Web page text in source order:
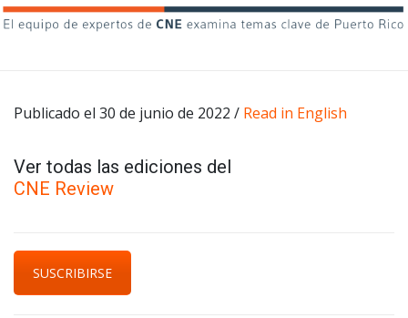
Publicado el 30 de junio de 2022 / Read in English
Ver todas las ediciones del
CNE Review
SUSCRIBIRSE